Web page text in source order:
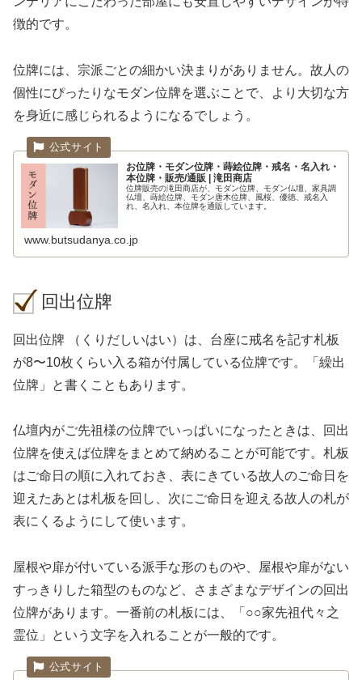
徴的です。
位牌には、宗派ごとの細かい決まりがありません。故人の
個性にぴったりなモダン位牌を選ぶことで、より大切な方
を身近に感じられるようになるでしょう。
お位牌・モダン位牌・蒔絵位牌・戒名・名入れ・
本位牌・販売/通販 | 滝田商店
位牌販売の滝田商店が、モダン位牌、モダン仏壇、家具調
仏壇、蒔絵位牌、モダン唐木位牌、風桜、優徳、戒名入
れ、名入れ、本位牌を通販しています。
www.butsudanya.co.jp
回出位牌
回出位牌 （くりだしいはい）は、台座に戒名を記す札板
が8〜10枚くらい入る箱が付属している位牌です。「繰出
位牌」と書くこともあります。
仏壇内がご先祖様の位牌でいっぱいになったときは、回出
位牌を使えば位牌をまとめて納めることが可能です。札板
はご命日の順に入れておき、表にきている故人のご命日を
迎えたあとは札板を回し、次にご命日を迎える故人の札が
表にくるようにして使います。
屋根や扉が付いている派手な形のものや、屋根や扉がない
すっきりした箱型のものなど、さまざまなデザインの回出
位牌があります。一番前の札板には、「○○家先祖代々之
霊位」という文字を入れることが一般的です。